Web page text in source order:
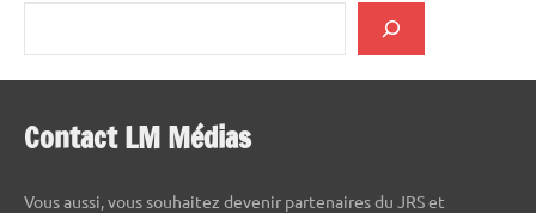
Contact LM Médias
Vous aussi, vous souhaitez devenir partenaires du JRS et